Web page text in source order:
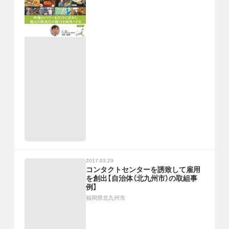
2017.03.29
コンタクトセンターを誘致して雇用
を創出【自治体（北九州市）の取組事
例】
福岡県北九州市